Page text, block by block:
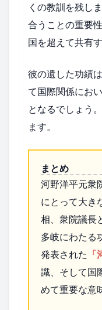
くの教訓を残し
合うことの重要
国を超えて共有
彼の遺した功績
て国際関係におい
となるでしょう
ます。
まとめ
河野洋平元衆
にとって大き
相、衆院議長
多岐にわたる
発表された
識、そして国
めて重要な意